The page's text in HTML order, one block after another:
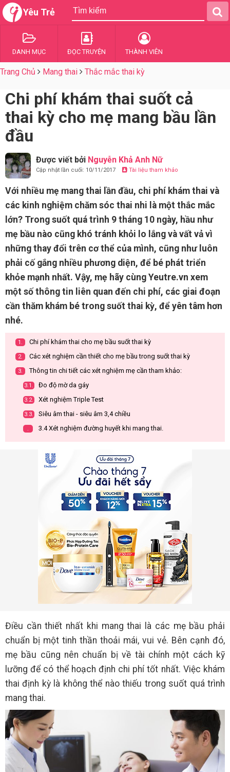
Yêu Trẻ
DANH MỤC ĐỌC TRUYỆN THÀNH VIÊN
Trang Chủ Mang thai Thắc mắc thai kỳ
Chi phí khám thai suốt cả
thai kỳ cho mẹ mang bầu lần
đầu
Được viết bởi Nguyễn Khả Anh Nữ
Cập nhật lần cuối: 10/11/2017 Tài liệu tham khảo
Với nhiều mẹ mang thai lần đầu, chi phí khám thai và
các kinh nghiệm chăm sóc thai nhi là một thắc mắc
lớn? Trong suốt quá trình 9 tháng 10 ngày, hầu như
mẹ bầu nào cũng khó tránh khỏi lo lắng và vất vả vì
những thay đổi trên cơ thể của mình, cũng như luôn
phải cố gắng nhiều phương diện, để bé phát triển
khỏe mạnh nhất. Vậy, mẹ hãy cùng Yeutre.vn xem
một số thông tin liên quan đến chi phí, các giai đoạn
cần thăm khám bé trong suốt thai kỳ, để yên tâm hơn
nhé.
1. Chi phí khám thai cho mẹ bầu suốt thai kỳ
2. Các xét nghiệm cần thiết cho mẹ bầu trong suốt thai kỳ
3. Thông tin chi tiết các xét nghiệm mẹ cần tham khảo:
3.1. Đo độ mờ da gáy
3.2. Xét nghiệm Triple Test
3.3. Siêu âm thai - siêu âm 3,4 chiều
. 3.4 Xét nghiệm đường huyết khi mang thai.
Điều cần thiết nhất khi mang thai là các mẹ bầu phải
chuẩn bị một tinh thần thoải mái, vui vẻ. Bên cạnh đó,
mẹ bầu cũng nên chuẩn bị về tài chính một cách kỹ
lưỡng để có thể hoạch định chi phí tốt nhất. Việc khám
thai định kỳ là không thể nào thiếu trong suốt quá trình
mang thai.